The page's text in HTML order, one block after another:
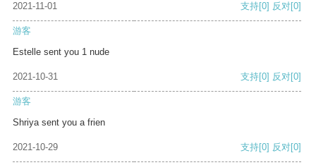
2021-11-01 支持[0] 反对[0]
游客
Estelle sent you 1 nude
2021-10-31 支持[0] 反对[0]
游客
Shriya sent you a frien
2021-10-29 支持[0] 反对[0]